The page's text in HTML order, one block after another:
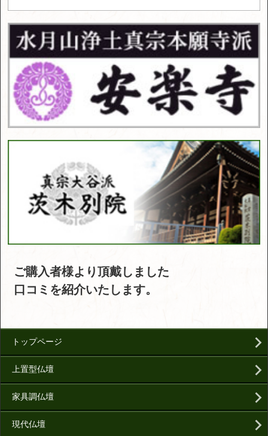
ご購入者様より頂戴しました
口コミを紹介いたします。
トップページ
上置型仏壇
家具調仏壇
現代仏壇